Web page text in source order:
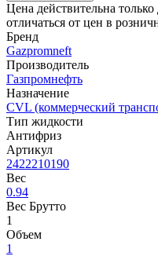
Цена действительна
отличаться от цен в
Бренд
Gazpromneft
Производитель
Газпромнефть
Назначение
CVL (коммерческий
Тип жидкости
Антифриз
Артикул
2422210190
Вес
0.94
Вес Брутто
1
Объем
1